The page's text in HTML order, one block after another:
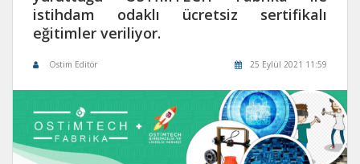
istihdam odaklı ücretsiz sertifikalı
eğitimler veriliyor.
Ostim Editör 25 Eylül 2021 11:59